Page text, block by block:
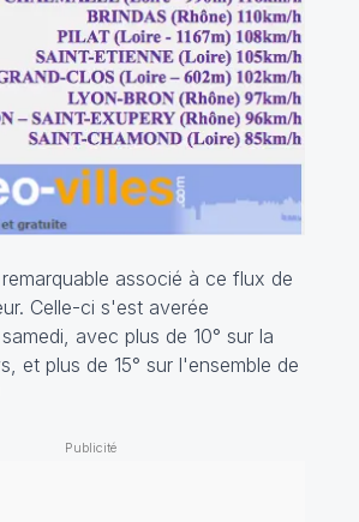
associé à ce flux de
Celle-ci s'est averée
avec plus de 10° sur la
et plus de 15° sur l'ensemble de